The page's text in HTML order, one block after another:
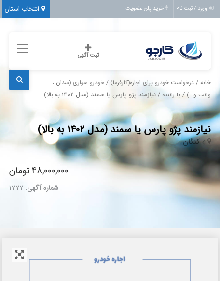
انتخاب استان ورود / ثبت نام خرید پلن عضویت
ثبت آگهی
خانه /درخواست خودرو برای اجاره(کارفرما) /خودرو سواری (سدان ،
وانت و...) /با راننده / نیازمند پژو پارس یا سمند (مدل ۱۴۰۲ به بالا)
نیازمند پژو پارس یا سمند (مدل ۱۴۰۲ به بالا)
کنگان
48,000,000 تومان
شماره آگهی: 1777